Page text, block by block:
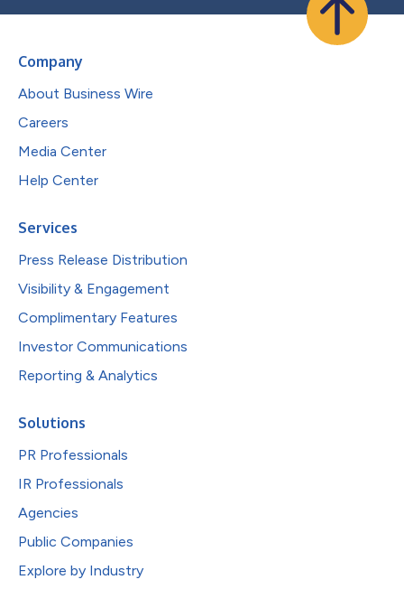
Company
About Business Wire
Careers
Media Center
Help Center
Services
Press Release Distribution
Visibility & Engagement
Complimentary Features
Investor Communications
Reporting & Analytics
Solutions
PR Professionals
IR Professionals
Agencies
Public Companies
Explore by Industry